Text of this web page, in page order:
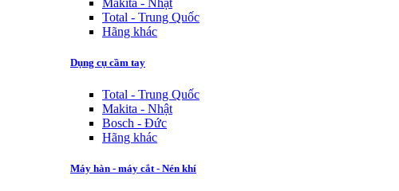
Makita - Nhật
Total - Trung Quốc
Hãng khác
Dụng cụ cầm tay
Total - Trung Quốc
Makita - Nhật
Bosch - Đức
Hãng khác
Máy hàn - máy cắt - Nén khí